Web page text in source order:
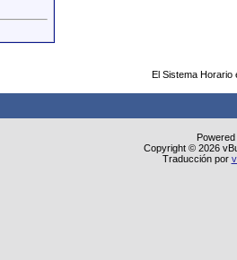
El Sistema
Copyright © 2026
Traducción por